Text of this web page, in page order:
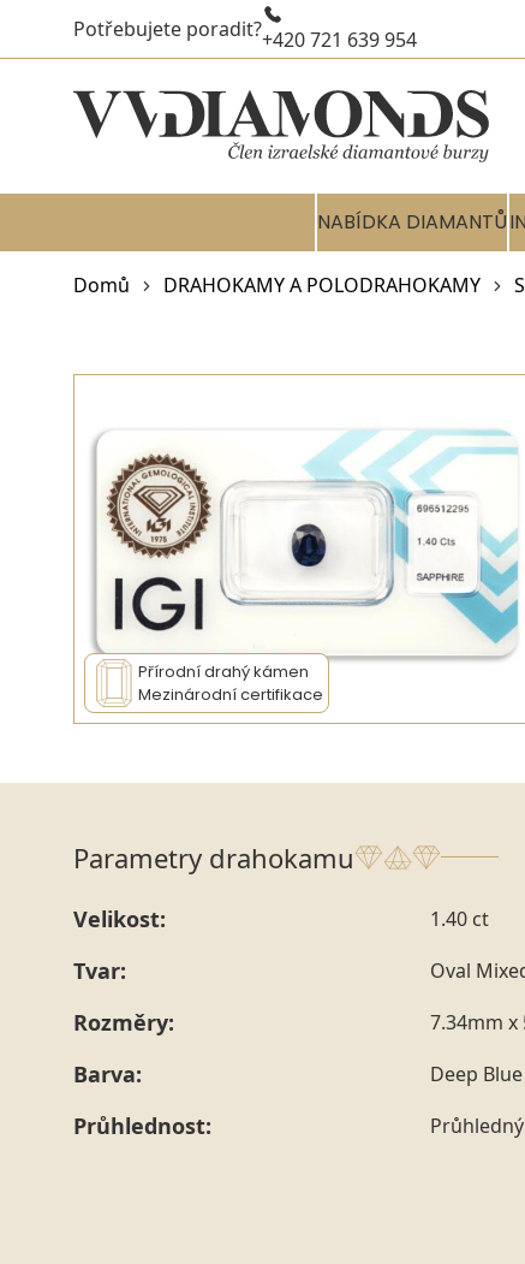
Potřebujete poradit?+420 721 639 954
NABÍDKA DIAMANTŮ
Domů DRAHOKAMY A POLODRAHOKAMY
Přírodní drahý kámen
Mezinárodní certifikace
Parametry drahokamu
Velikost: 1.40 ct
Tvar: Oval
Rozměry: 7.34mm x
Barva: Deep Blue
Průhlednost: Průhledný